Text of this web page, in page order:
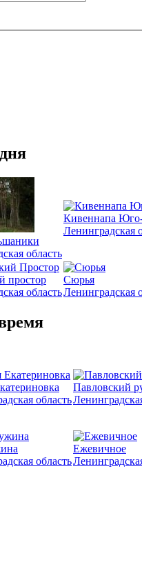
область
Кивеннапа
Ленинградская
простор
область
Сюрья
Ленинградская
область
Павловский
область
Ежевичное